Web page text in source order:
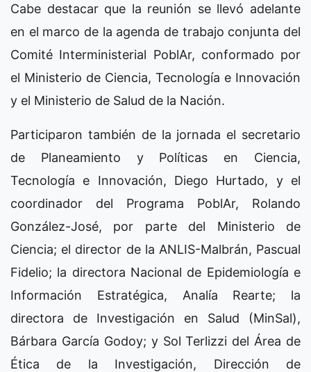
Cabe destacar que la reunión se llevó adelante
en el marco de la agenda de trabajo conjunta del
Comité Interministerial PoblAr, conformado por
el Ministerio de Ciencia, Tecnología e Innovación
y el Ministerio de Salud de la Nación.
Participaron también de la jornada el secretario
de Planeamiento y Políticas en Ciencia,
Tecnología e Innovación, Diego Hurtado, y el
coordinador del Programa PoblAr, Rolando
González-José, por parte del Ministerio de
Ciencia; el director de la ANLIS-Malbrán, Pascual
Fidelio; la directora Nacional de Epidemiología e
Información Estratégica, Analía Rearte; la
directora de Investigación en Salud (MinSal),
Bárbara García Godoy; y Sol Terlizzi del Área de
Ética de la Investigación, Dirección de